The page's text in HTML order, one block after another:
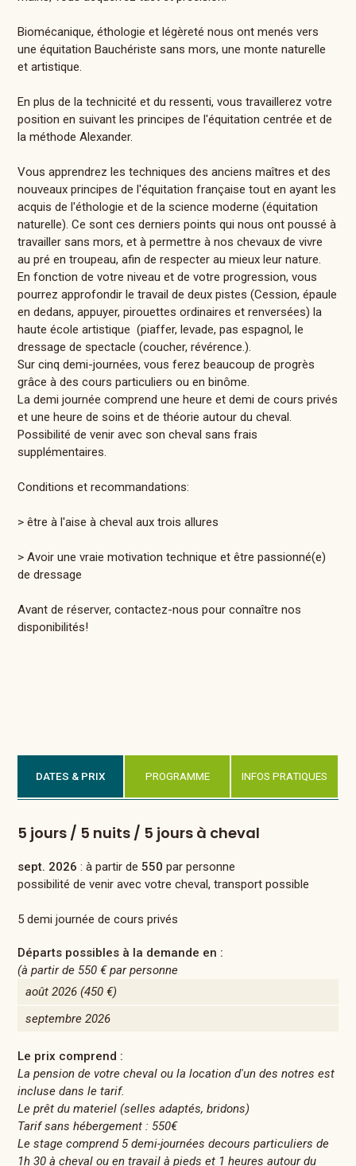
Biomécanique, éthologie et légèreté nous ont menés vers
une équitation Bauchériste sans mors, une monte naturelle
et artistique.
En plus de la technicité et du ressenti, vous travaillerez votre
position en suivant les principes de l'équitation centrée et de
la méthode Alexander.
Vous apprendrez les techniques des anciens maîtres et des
nouveaux principes de l'équitation française tout en ayant les
acquis de l'éthologie et de la science moderne (équitation
naturelle). Ce sont ces derniers points qui nous ont poussé à
travailler sans mors, et à permettre à nos chevaux de vivre
au pré en troupeau, afin de respecter au mieux leur nature.
En fonction de votre niveau et de votre progression, vous
pourrez approfondir le travail de deux pistes (Cession, épaule
en dedans, appuyer, pirouettes ordinaires et renversées) la
haute école artistique (piaffer, levade, pas espagnol, le
dressage de spectacle (coucher, révérence.).
Sur cinq demi-journées, vous ferez beaucoup de progrès
grâce à des cours particuliers ou en binôme.
La demi journée comprend une heure et demi de cours privés
et une heure de soins et de théorie autour du cheval.
Possibilité de venir avec son cheval sans frais
supplémentaires.
Conditions et recommandations:
> être à l'aise à cheval aux trois allures
> Avoir une vraie motivation technique et être passionné(e)
de dressage
Avant de réserver, contactez-nous pour connaître nos
disponibilités!
DATES & PRIX PROGRAMME INFOS PRATIQUES
5 jours / 5 nuits / 5 jours à cheval
sept. 2026 : à partir de550 par personne
possibilité de venir avec votre cheval, transport possible
5 demi journée de cours privés
Départs possibles à la demande en :
(à partir de 550 €par personne
août 2026 (450 €)
septembre 2026
Le prix comprend :
La pension de votre cheval ou la location d'un des notres est
incluse dans le tarif.
Le prêt du materiel (selles adaptés, bridons)
Tarif sans hébergement : 550€
Le stage comprend 5 demi-journées decours particuliers de
1h 30 à cheval ou en travail à pieds et 1 heures autour du